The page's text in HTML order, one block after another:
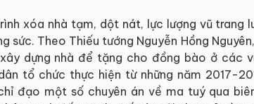
xóa nhà tạm, dột nát, lực lượng vũ trang
sức. Theo Thiếu tướng Nguyễn Hồng
dựng nhà để tặng cho đồng bào ở các
tổ chức thực hiện từ những năm 2017-
đạo một số chuyên án về ma tuý qua